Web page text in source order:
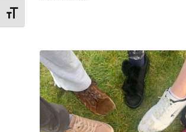
Changer la taille de la police